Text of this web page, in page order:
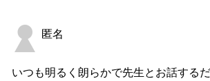
匿名
いつも明るく朗らかで先生とお話する